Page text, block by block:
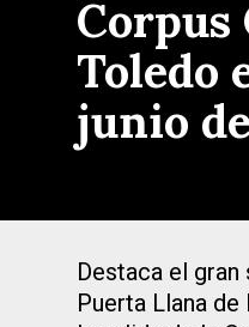
Toledo
junio
Destaca el
Puerta Llana